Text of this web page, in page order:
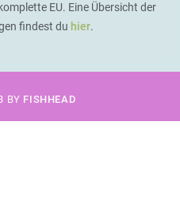
EU. Eine Übersicht der
findest du hier.
BY FISHHEAD